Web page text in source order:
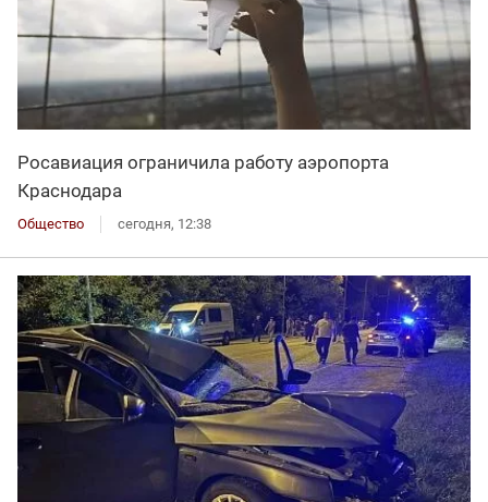
Росавиация ограничила работу аэропорта
Краснодара
Общество сегодня, 12:38